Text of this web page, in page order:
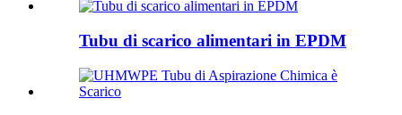
Tubu di scarico alimentari in EPDM